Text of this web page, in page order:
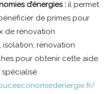
d’énergies : il permet
de primes pour
de rénovation
rénovation
pour obtenir cette aide
spécialisé